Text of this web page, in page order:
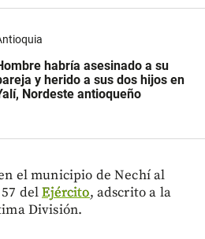
habría asesinado a su
y herido a sus dos hijos en
Nordeste antioqueño
el municipio de Nechí al
57 delEjército, adscrito a la
División.